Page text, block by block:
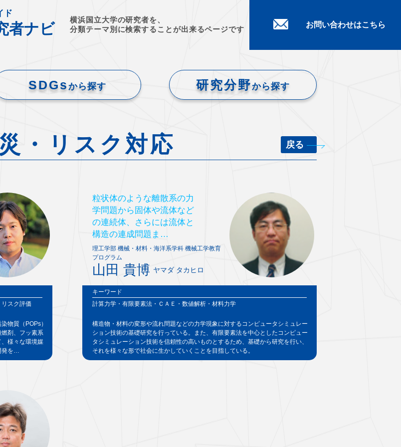
ド
者ナビ
横浜国立大学の研究者を、
分類テーマ別に検索することが出来るページです
お問い合わせはこちら
SDGs から探す 研究分野から探す
・リスク対応 戻る
スク評価
物質（POPs）
剤、フッ素系
様々な環境媒
発を…
粒状体のような離散系の力
学問題から固体や流体など
の連続体、さらには流体と
構造の連成問題ま…
理工学部 機械・材料・海洋系学科 機械工学教育
プログラム
山田 貴博 ヤマダ タカヒロ
キーワード
計算力学・有限要素法・ＣＡＥ・数値解析・材料力学
構造物・材料の変形や流れ問題などの力学現象に対するコンピュータシミュレー
ション技術の基礎研究を行っている。また、有限要素法を中心としたコンピュー
タシミュレーション技術を信頼性の高いものとするため、基礎から研究を行い、
それを様々な形で社会に生かしていくことを目指している。